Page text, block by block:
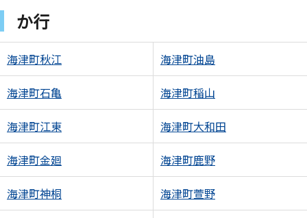
か行
海津町秋江 海津町油島
海津町石亀 海津町稲山
海津町江東 海津町大和田
海津町金廻 海津町鹿野
海津町神桐 海津町萱野